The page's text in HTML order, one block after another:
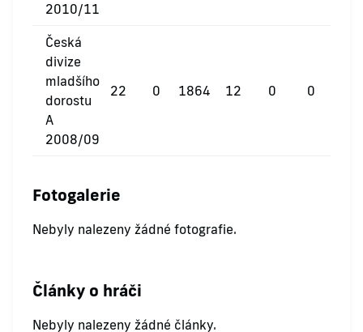
2010/11
Česká
divize
mladšího
dorostu
A
2008/09
22 0 1864 12 0 0
Fotogalerie
Nebyly nalezeny žádné fotografie.
Články o hráči
Nebyly nalezeny žádné články.